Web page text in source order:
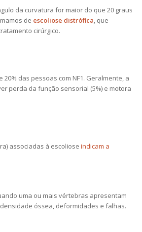
da curvatura for maior do que 20 graus
de escoliose distrófica, que
cirúrgico.
das pessoas com NF1. Geralmente, a
perda da função sensorial (5%) e motora
associadas à escolioseindicam a
uma ou mais vértebras apresentam
óssea, deformidades e falhas.